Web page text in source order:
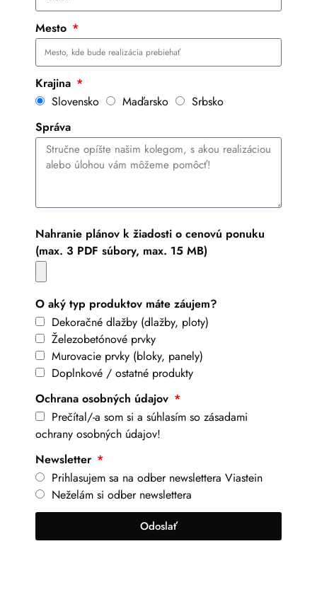
Mesto
Krajina
Slovensko
Maďarsko
Srbsko
Správa
Nahranie plánov k žiadosti o cenovú ponuku
(max. 3 PDF súbory, max. 15 MB)
O aký typ produktov máte záujem?
Dekoračné dlažby (dlažby, ploty)
Železobetónové prvky
Murovacie prvky (bloky, panely)
Doplnkové / ostatné produkty
Ochrana osobných údajov
Prečítal/-a som si a súhlasím so zásadami
ochrany osobných údajov!
Newsletter
Prihlasujem sa na odber newslettera Viastein
Neželám si odber newslettera
Odoslať